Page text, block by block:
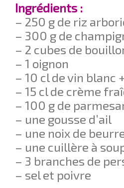
Ingrédients :
– 250 g de riz
– 300 g de
– 2 cubes de
– 1 oignon
– 10 cl de vin blanc
– 15 cl de crème
– 100 g de
– une gousse d’ail
– une noix de
– une cuillère à
– 3 branches de
– sel et poivre